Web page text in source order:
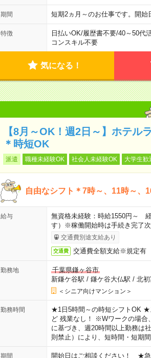
期間 短期2ヵ月～のお仕事です。開
特徴 日払いOK/履歴書不要/40～50代
コンスキル不要
気になる！
【8月～OK！週2日～】ホテル
＊時短OK
派遣 職種未経験OK 社会人未経験OK 大学生歓
自由なシフト＊7時～、11時～、
給与
無資格未経験：時給1550円～
す）※稼働開始時は手続き完了次
交通費別途支給あり
交通費 交通費全額支給※規定有
勤務地
千葉県鎌ヶ谷市
新鎌ケ谷駅 / 鎌ケ谷大仏駅 / 北
＜シニア向けマンション＞
勤務時間
★1日5時間～の時短シフトOK ★
ど 残業なし！ ※Wワークの場合
に基づき、週20時間以上勤務は
則禁止）により、短時間・短期
期間 開始日はご相談ください！ ★